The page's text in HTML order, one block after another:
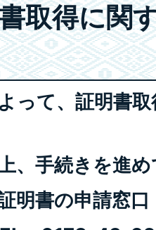
取得に関
って、証明書
、手続きを進
証明書の申請